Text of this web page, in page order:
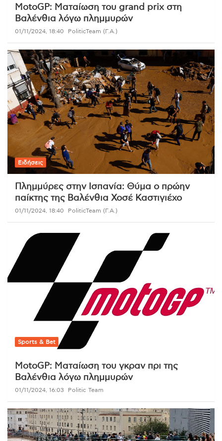
MotoGP: Ματαίωση του grand prix στη
Βαλένθια λόγω πλημμυρών
01/11/2024, 18:40 PoliticTeam (Γ.Α.)
Ειδήσεις
Πλημμύρες στην Ισπανία: Θύμα ο πρώην
παίκτης της Βαλένθια Χοσέ Καστιγιέχο
01/11/2024, 18:40 PoliticTeam (Γ.Α.)
Sports & Bet
MotoGP: Ματαίωση του γκραν πρι της
Βαλένθια λόγω πλημμυρών
01/11/2024, 16:03 Politic Team